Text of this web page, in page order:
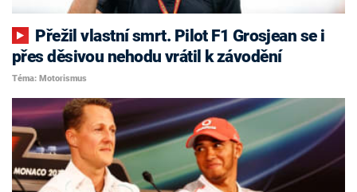
přes děsivou nehodu vrátil k závodění
Téma: Motorismus